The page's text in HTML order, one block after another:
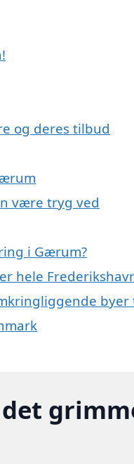
og deres tilbud
være tryg ved
i Gærum?
hele